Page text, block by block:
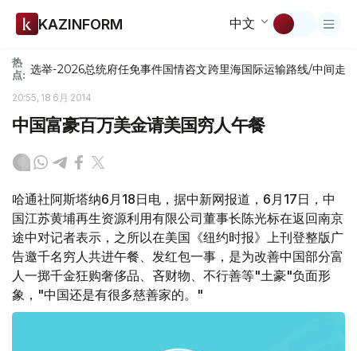
KAZINFORM 中文
热
点: 选举-2026总统府任免事件国情咨文跨里海国际运输路线/中间走廊
20:55, 18 6月 2014
中国富豪百万美金请美国穷人午餐
哈通社阿斯塔纳6月18日电，据中新网报道，6月17日，中
国江苏黄埔再生资源利用有限公司董事长陈光标在返回南京
途中对记者表示，之所以在美国《纽约时报》上刊登整版广
告邀千名穷人共进午餐、发红包一事，是为改善中国部分富
人一掷千金狂购奢侈品、吝财物、不行善等"土豪"负面形
象，"中国还是有很多慈善家的。"